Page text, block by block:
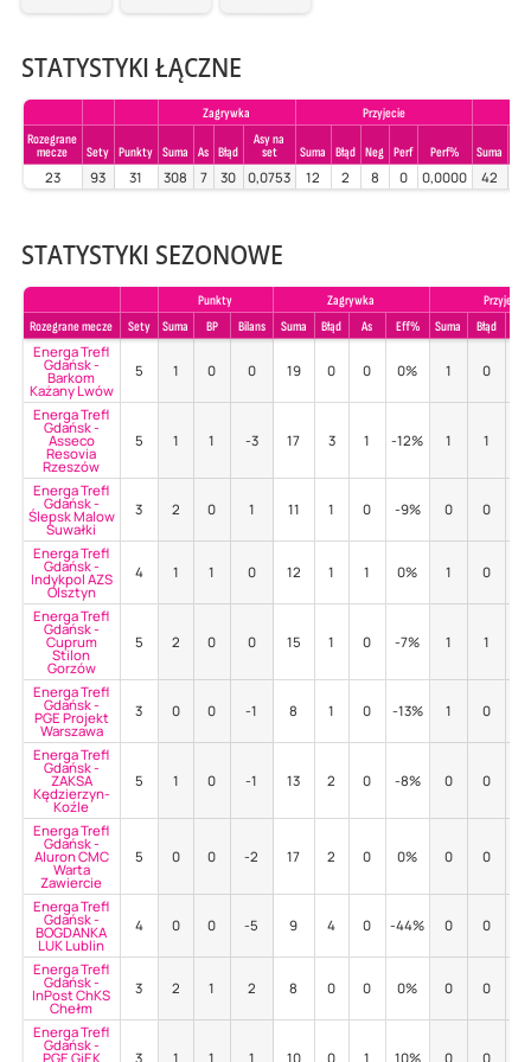
STATYSTYKI ŁĄCZNE
Zagrywka
Przyjecie
Rozegrane
mecze
Sety Punkty Suma As Błąd
Asy na
set
Suma Błąd Neg Perf Perf% Suma
23 93 31 308 7 30 0,0753 12 2 8 0 0,0000 42
STATYSTYKI SEZONOWE
Punkty Zagrywka
Przyjecie
Rozegrane mecze
Sety Suma BP Bilans Suma Błąd As Eff% Suma Błąd
Energa Trefl
Gdańsk -
Barkom
Każany Lwów
5 1 0 0 19 0 0 0% 1 0
Energa Trefl
Gdańsk -
Asseco
Resovia
Rzeszów
5 1 1 -3 17 3 1 -12% 1 1
Energa Trefl
Gdańsk -
Ślepsk Malow
Suwałki
3 2 0 1 11 1 0 -9% 0 0
Energa Trefl
Gdańsk -
Indykpol AZS
Olsztyn
4 1 1 0 12 1 1 0% 1 0
Energa Trefl
Gdańsk -
Cuprum
Stilon
Gorzów
5 2 0 0 15 1 0 -7% 1 1
Energa Trefl
Gdańsk -
PGE Projekt
Warszawa
3 0 0 -1 8 1 0 -13% 1 0
Energa Trefl
Gdańsk -
ZAKSA
Kędzierzyn-
Koźle
5 1 0 -1 13 2 0 -8% 0 0
Energa Trefl
Gdańsk -
Aluron CMC
Warta
Zawiercie
5 0 0 -2 17 2 0 0% 0 0
Energa Trefl
Gdańsk -
BOGDANKA
LUK Lublin
4 0 0 -5 9 4 0 -44% 0 0
Energa Trefl
Gdańsk -
InPost ChKS
Chełm
3 2 1 2 8 0 0 0% 0 0
Energa Trefl
Gdańsk -
PGE GiEK 3 1 1 1 10 0 1 10% 0 0